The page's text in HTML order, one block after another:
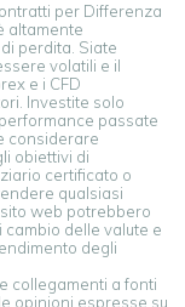
per Differenza
altamente
perdita. Siate
volatili e il
e i CFD
Investite solo
passate
considerare
obiettivi di
certificato o
qualsiasi
web potrebbero
delle valute e
degli
collegamenti a fonti
opinioni espresse su